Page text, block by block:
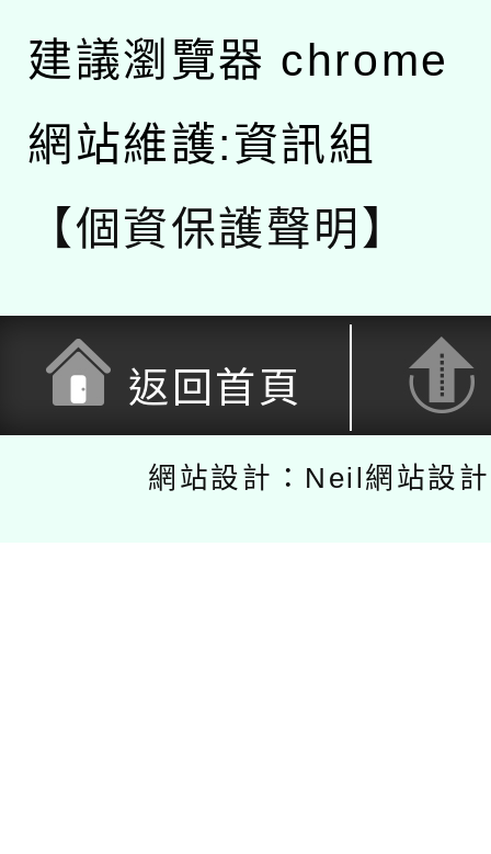
建議瀏覽器 chrome
網站維護:資訊組
【個資保護聲明】
返回首頁
網站設計：Neil網站設